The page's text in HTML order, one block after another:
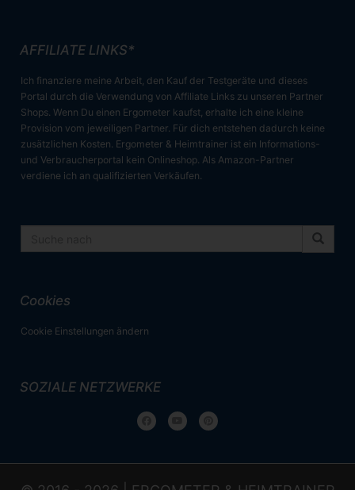
AFFILIATE LINKS*
Ich finanziere meine Arbeit, den Kauf der Testgeräte und dieses
Portal durch die Verwendung von Affiliate Links zu unseren Partner
Shops. Wenn Du einen Ergometer kaufst, erhalte ich eine kleine
Provision vom jeweiligen Partner. Für dich entstehen dadurch keine
zusätzlichen Kosten. Ergometer & Heimtrainer ist ein Informations-
und Verbraucherportal kein Onlineshop. Als Amazon-Partner
verdiene ich an qualifizierten Verkäufen.
Cookies
Cookie Einstellungen ändern
SOZIALE NETZWERKE